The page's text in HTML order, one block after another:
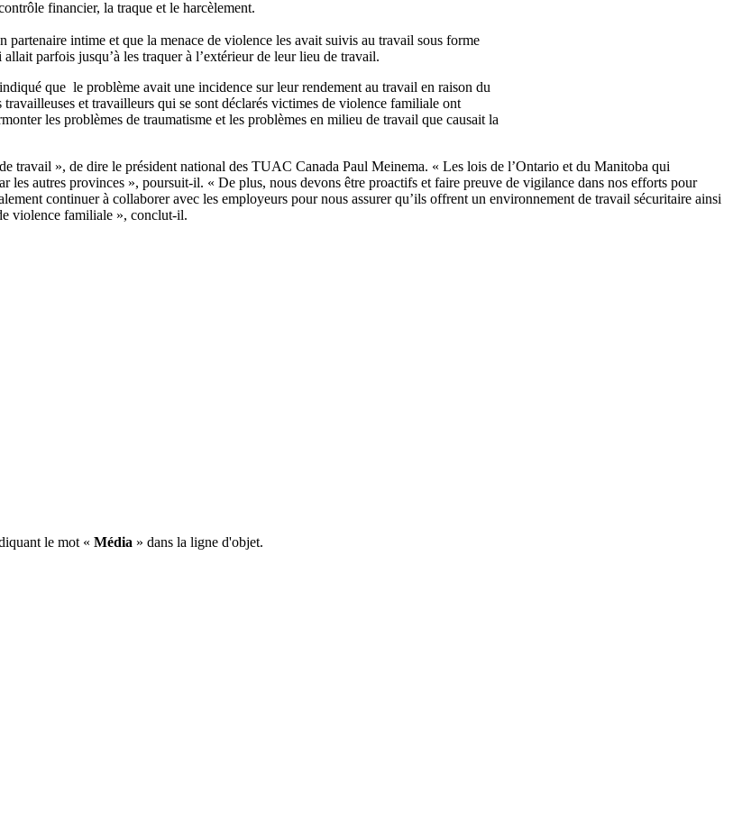
financier, la traque et le harcèlement.
partenaire intime et que la menace de violence les avait suivis au travail sous forme
parfois jusqu’à les traquer à l’extérieur de leur lieu de travail.
que le problème avait une incidence sur leur rendement au travail en raison du
et travailleurs qui se sont déclarés victimes de violence familiale ont
les problèmes de traumatisme et les problèmes en milieu de travail que causait la
travail », de dire le président national des TUAC Canada Paul Meinema. « Les lois de l’Ontario et du Manitoba qui
les autres provinces », poursuit-il. « De plus, nous devons être proactifs et faire preuve de vigilance dans nos efforts pour
continuer à collaborer avec les employeurs pour nous assurer qu’ils offrent un environnement de travail sécuritaire ainsi
violence familiale », conclut-il.
le mot « Média » dans la ligne d'objet.